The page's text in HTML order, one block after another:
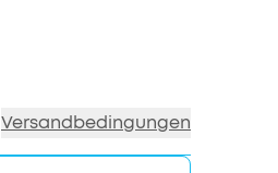
Clip-On Kopfhörer
sicher an ihrem
in
titanbeschichteten
auch mit Open-Ear
Versandbedingungen